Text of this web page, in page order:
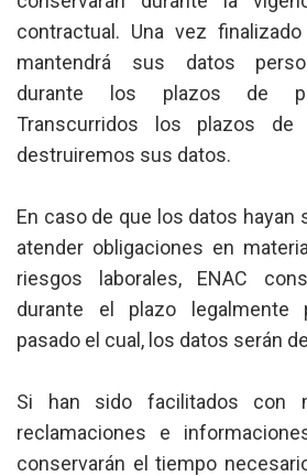
contractual. Una vez
mantendrá sus datos
durante los plazos de
Transcurridos los plazos de
destruiremos sus datos.
En caso de que los datos hayan
atender obligaciones en
riesgos laborales, ENAC
durante el plazo legalmente
pasado el cual, los datos serán
Si han sido facilitados con
reclamaciones e
conservarán el tiempo